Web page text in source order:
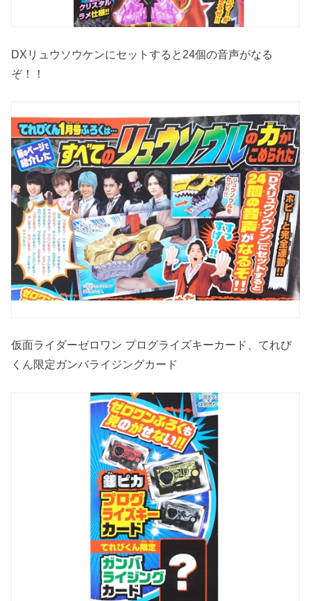
DXリュウソウケンにセットすると24個の音声がなる
ぞ！！
仮面ライダーゼロワン プログライズキーカード、てれび
くん限定ガンバライジングカード